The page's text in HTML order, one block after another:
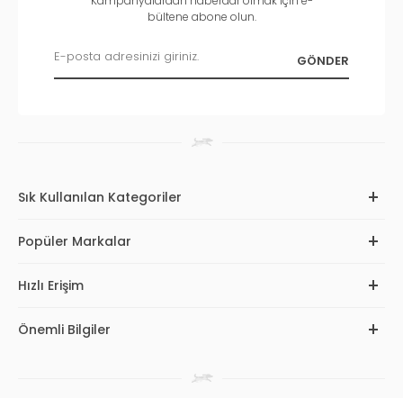
bültene abone olun.
Sık Kullanılan Kategoriler
Popüler Markalar
Hızlı Erişim
Önemli Bilgiler